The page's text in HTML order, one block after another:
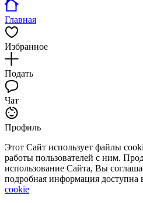
Главная
Избранное
Подать
Чат
Профиль
Этот Сайт использует файлы
работы пользователей с ним.
использование Сайта, Вы
подробная информация доступна
cookie